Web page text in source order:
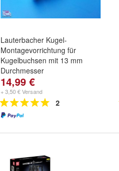
Lauterbacher Kugel-
Montagevorrichtung für
Kugelbuchsen mit 13 mm
Durchmesser
14,99 €
+ 3,50 € Versand
2